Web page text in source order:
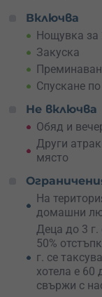
допълнително
Ваучерът ти
закуска и
отказвай”.
Атракциите са
въжен парк е за
комбиниран с
парк се състои
четири нива на
Избягай от
Предизвикай
преживяване
Включва
Нощувка за
Закуска
Спускане
Не включва
Обяд и
Други
място
На
домашни
Деца до 3 г.
50%
г. се
хотела е 60
свържи с